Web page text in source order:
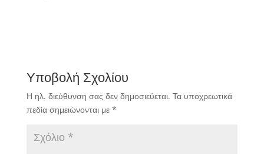
Υποβολή Σχολίου
Η ηλ. διεύθυνση σας δεν δημοσιεύεται. Τα υποχρεωτικά
πεδία σημειώνονται με *